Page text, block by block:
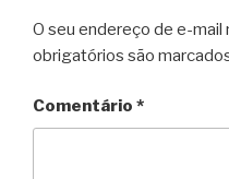
O seu endereço de e-mail
obrigatórios são
Comentário *